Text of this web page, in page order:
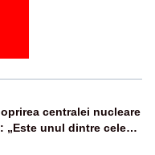
centralei nucleare
„Este unul dintre cele
de secetă din ultimii